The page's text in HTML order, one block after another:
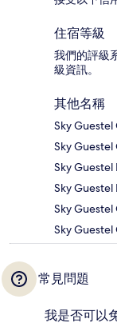
住宿等級
我們的評級
級資訊。
其他名稱
Sky
Sky
Sky Guestel
Sky Guestel
Sky
Sky
常見問題
我是否可以